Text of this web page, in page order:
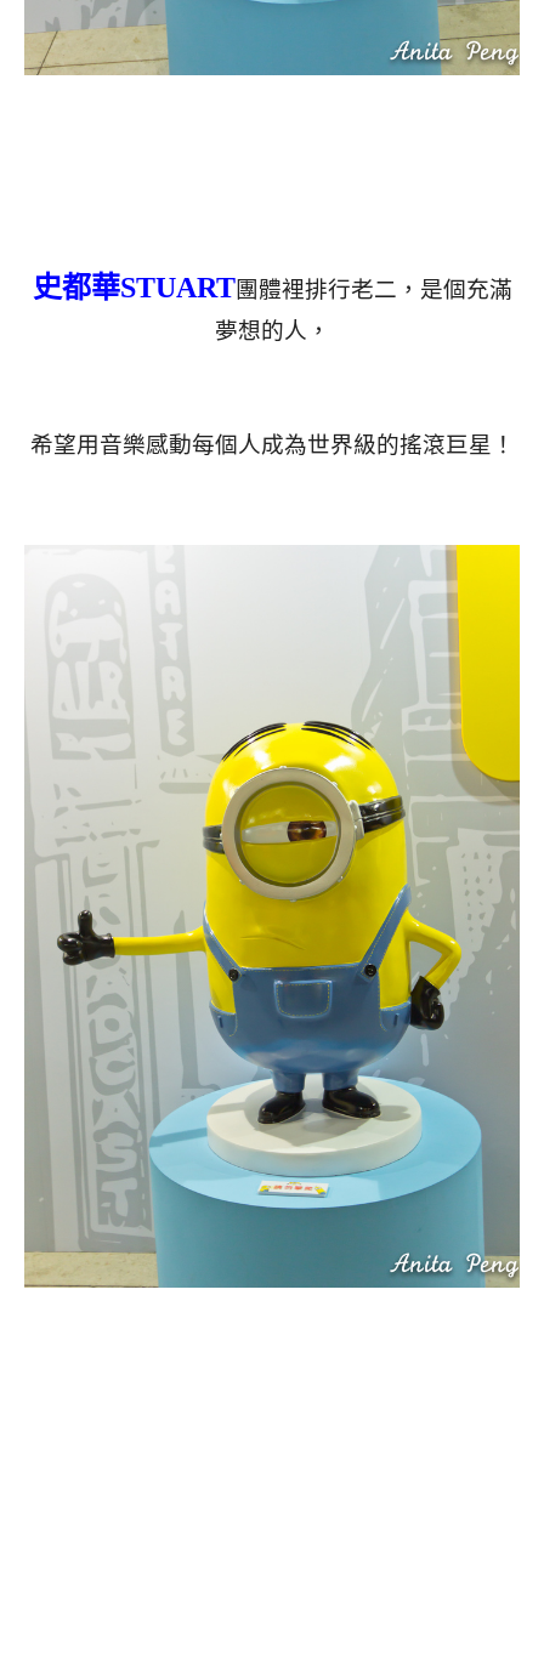
史都華STUART團體裡排行老二，是個充滿
夢想的人，
希望用音樂感動每個人成為世界級的搖滾巨星！